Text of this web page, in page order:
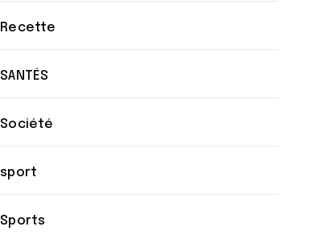
Recette
SANTÉS
Société
sport
Sports